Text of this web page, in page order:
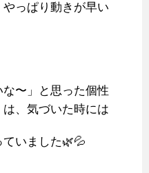
っぱり動きが早い
〜」と思った個性
、気づいた時には
いました🌿💦